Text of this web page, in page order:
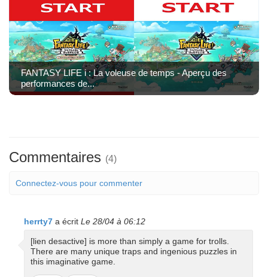
FANTASY LIFE i : La voleuse de temps - Aperçu des
performances de...
Commentaires (4)
Connectez-vous pour commenter
herrty7 a écrit Le 28/04 à 06:12
[lien desactive] is more than simply a game for trolls.
There are many unique traps and ingenious puzzles in
this imaginative game.